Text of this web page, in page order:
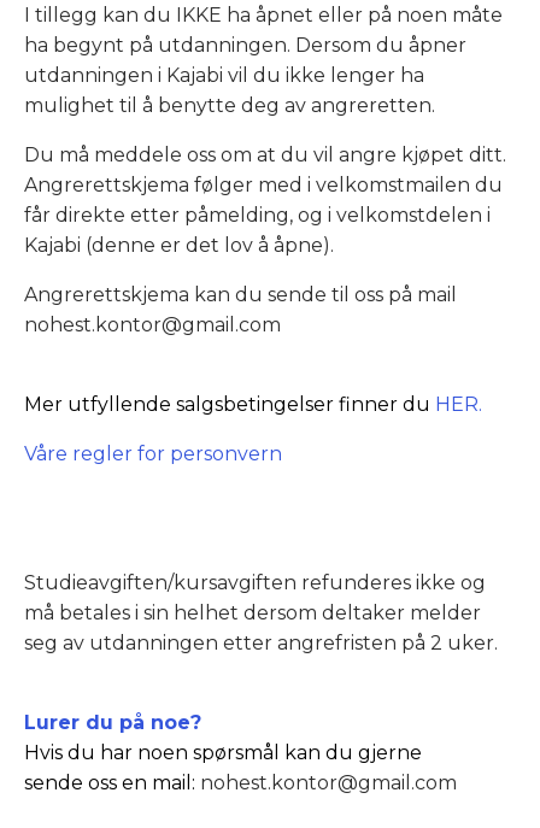
I tillegg kan du IKKE ha åpnet eller på noen måte
ha begynt på utdanningen. Dersom du åpner
utdanningen i Kajabi vil du ikke lenger ha
mulighet til å benytte deg av angreretten.
Du må meddele oss om at du vil angre kjøpet ditt.
Angrerettskjema følger med i velkomstmailen du
får direkte etter påmelding, og i velkomstdelen i
Kajabi (denne er det lov å åpne).
Angrerettskjema kan du sende til oss på mail
nohest.kontor@gmail.com
Mer utfyllende salgsbetingelser finner du HER.
Våre regler for personvern
Studieavgiften/kursavgiften refunderes ikke og
må betales i sin helhet dersom deltaker melder
seg av utdanningen etter angrefristen på 2 uker.
Lurer du på noe?
Hvis du har noen spørsmål kan du gjerne
sende oss en mail: nohest.kontor@gmail.com